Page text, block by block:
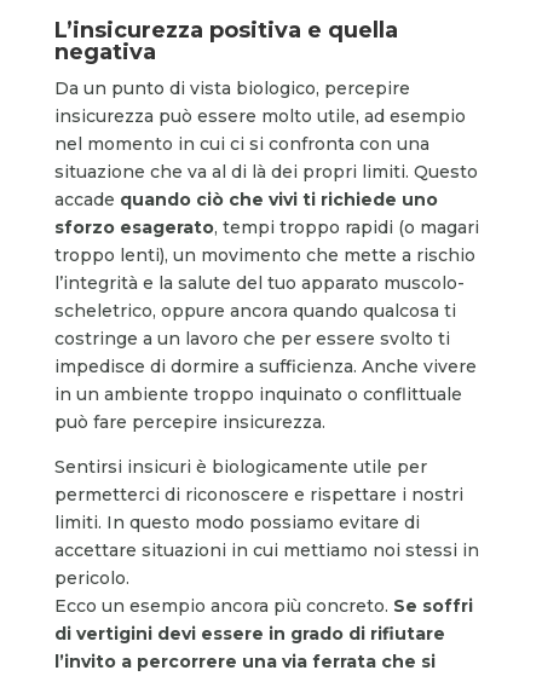
L’insicurezza positiva e quella
negativa
Da un punto di vista biologico, percepire
insicurezza può essere molto utile, ad esempio
nel momento in cui ci si confronta con una
situazione che va al di là dei propri limiti. Questo
accade quando ciò che vivi ti richiede uno
sforzo esagerato, tempi troppo rapidi (o magari
troppo lenti), un movimento che mette a rischio
l’integrità e la salute del tuo apparato muscolo-
scheletrico, oppure ancora quando qualcosa ti
costringe a un lavoro che per essere svolto ti
impedisce di dormire a sufficienza. Anche vivere
in un ambiente troppo inquinato o conflittuale
può fare percepire insicurezza.
Sentirsi insicuri è biologicamente utile per
permetterci di riconoscere e rispettare i nostri
limiti. In questo modo possiamo evitare di
accettare situazioni in cui mettiamo noi stessi in
pericolo.
Ecco un esempio ancora più concreto. Se soffri
di vertigini devi essere in grado di rifiutare
l’invito a percorrere una via ferrata che si